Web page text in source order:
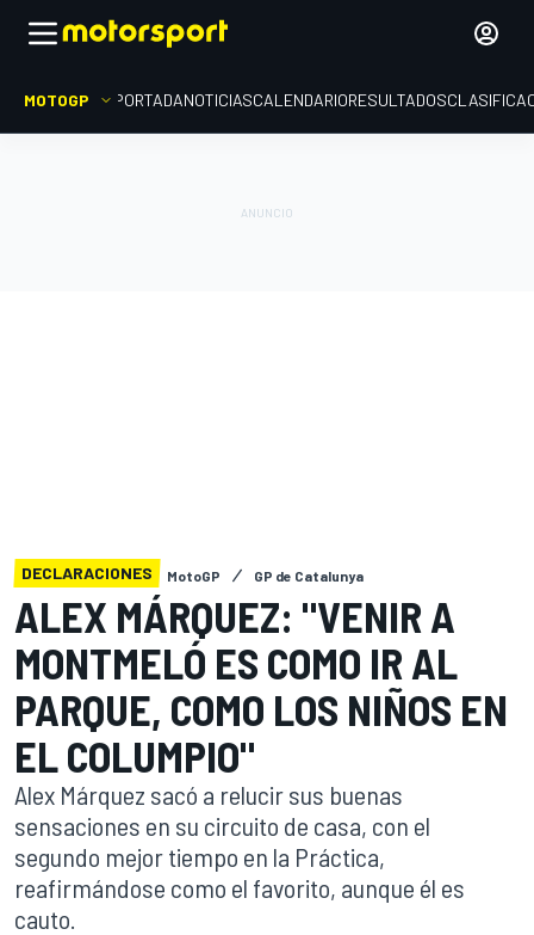
MOTOGP PORTADANOTICIASCALENDARIORESULTADOS
DECLARACIONES MotoGP GP de Catalunya
ALEX MÁRQUEZ: "VENIR A
MONTMELÓ ES COMO IR AL
PARQUE, COMO LOS NIÑOS EN
EL COLUMPIO"
Alex Márquez sacó a relucir sus buenas
sensaciones en su circuito de casa, con el
segundo mejor tiempo en la Práctica,
reafirmándose como el favorito, aunque él es
cauto.